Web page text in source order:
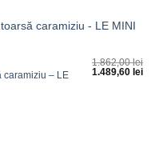
la
favorite
caramiziu – LE
1.862,00lei
1.489,60 lei